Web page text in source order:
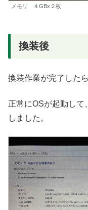
メモリ ４GBx２枚
換装後
換装作業が完了した
正常にOSが起動して
しました。